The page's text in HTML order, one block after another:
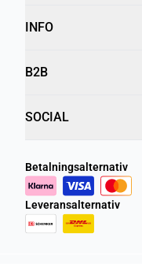
INFO
B2B
SOCIAL
Betalningsalternativ
Leveransalternativ